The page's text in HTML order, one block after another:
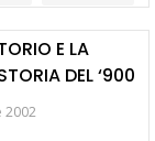
E LA
DEL ‘900
2002